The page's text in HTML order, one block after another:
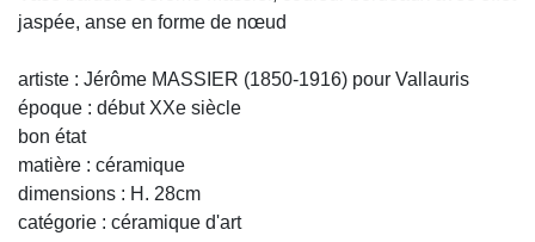
effet jaspée, anse en forme de nœud
artiste : Jérôme MASSIER (1850-1916) pour Vallauris
époque : début XXe siècle
bon état
matière : céramique
dimensions : H. 28cm
catégorie : céramique d'art